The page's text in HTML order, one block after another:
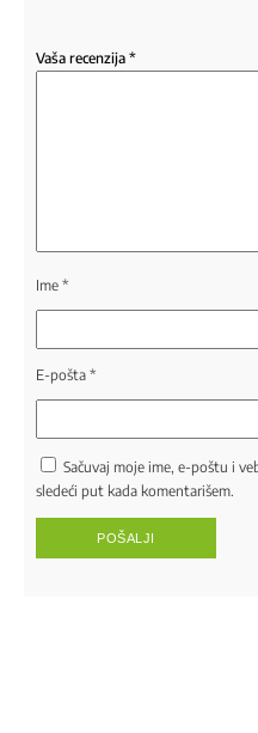
Vaša recenzija *
Ime *
E-pošta *
Sačuvaj moje ime, e-poštu i
sledeći put kada komentarišem.